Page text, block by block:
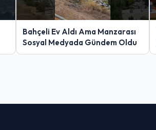
Bahçeli Ev Aldı Ama Manzarası
Sosyal Medyada Gündem Oldu